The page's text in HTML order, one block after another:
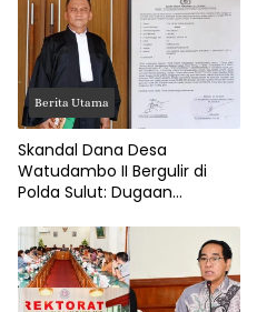
Berita Utama
Skandal Dana Desa
Watudambo II Bergulir di
Polda Sulut: Dugaan
Hingga Jalan Tani Rp214
Juta